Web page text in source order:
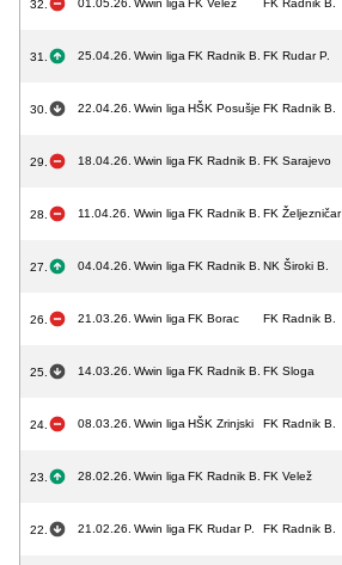
32. 01.05.26. Wwin liga FK Velež FK Radnik B.
31. 25.04.26. Wwin liga FK Radnik B. FK Rudar P.
30. 22.04.26. Wwin liga HŠK Posušje FK Radnik B.
29. 18.04.26. Wwin liga FK Radnik B. FK Sarajevo
28. 11.04.26. Wwin liga FK Radnik B. FK Željezničar
27. 04.04.26. Wwin liga FK Radnik B. NK Široki B.
26. 21.03.26. Wwin liga FK Borac FK Radnik B.
25. 14.03.26. Wwin liga FK Radnik B. FK Sloga
24. 08.03.26. Wwin liga HŠK Zrinjski FK Radnik B.
23. 28.02.26. Wwin liga FK Radnik B. FK Velež
22. 21.02.26. Wwin liga FK Rudar P. FK Radnik B.